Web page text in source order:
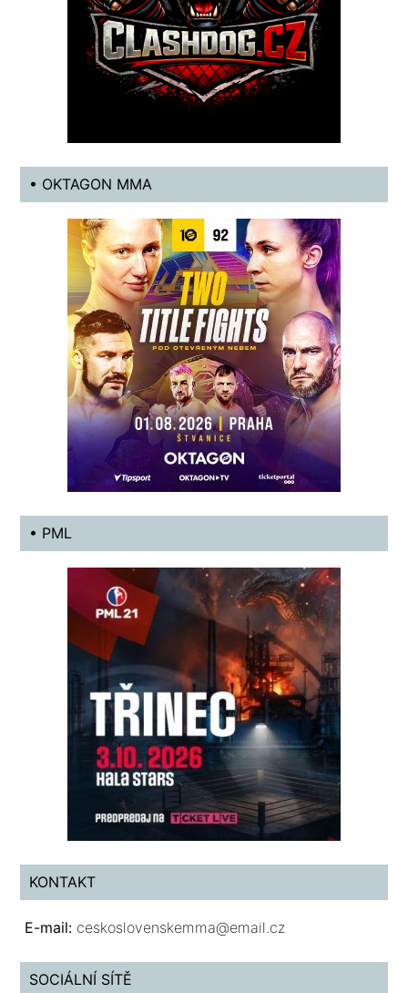
• OKTAGON MMA
• PML
KONTAKT
E-mail: ceskoslovenskemma@email.cz
SOCIÁLNÍ SÍTĚ